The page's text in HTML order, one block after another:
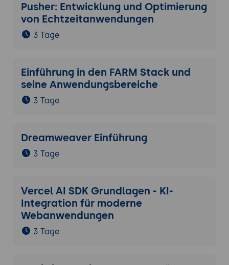
Pusher: Entwicklung und Optimierung
von Echtzeitanwendungen
3 Tage
Einführung in den FARM Stack und
seine Anwendungsbereiche
3 Tage
Dreamweaver Einführung
3 Tage
Vercel AI SDK Grundlagen - KI-
Integration für moderne
Webanwendungen
3 Tage